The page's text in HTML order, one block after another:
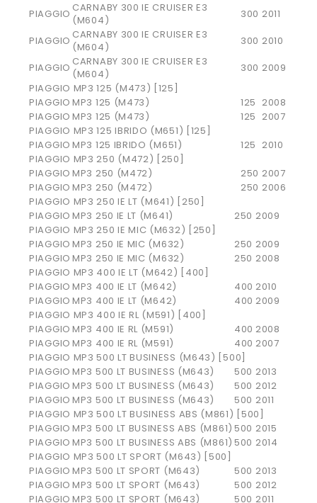
PIAGGIO CARNABY 300 IE CRUISER E3
(M604)
300 2011
PIAGGIO CARNABY 300 IE CRUISER E3
(M604)
300 2010
PIAGGIO CARNABY 300 IE CRUISER E3
(M604)
300 2009
PIAGGIO MP3 125 (M473) [125]
PIAGGIO MP3 125 (M473) 125 2008
PIAGGIO MP3 125 (M473) 125 2007
PIAGGIO MP3 125 IBRIDO (M651) [125]
PIAGGIO MP3 125 IBRIDO (M651) 125 2010
PIAGGIO MP3 250 (M472) [250]
PIAGGIO MP3 250 (M472) 250 2007
PIAGGIO MP3 250 (M472) 250 2006
PIAGGIO MP3 250 IE LT (M641) [250]
PIAGGIO MP3 250 IE LT (M641) 250 2009
PIAGGIO MP3 250 IE MIC (M632) [250]
PIAGGIO MP3 250 IE MIC (M632) 250 2009
PIAGGIO MP3 250 IE MIC (M632) 250 2008
PIAGGIO MP3 400 IE LT (M642) [400]
PIAGGIO MP3 400 IE LT (M642) 400 2010
PIAGGIO MP3 400 IE LT (M642) 400 2009
PIAGGIO MP3 400 IE RL (M591) [400]
PIAGGIO MP3 400 IE RL (M591) 400 2008
PIAGGIO MP3 400 IE RL (M591) 400 2007
PIAGGIO MP3 500 LT BUSINESS (M643) [500]
PIAGGIO MP3 500 LT BUSINESS (M643) 500 2013
PIAGGIO MP3 500 LT BUSINESS (M643) 500 2012
PIAGGIO MP3 500 LT BUSINESS (M643) 500 2011
PIAGGIO MP3 500 LT BUSINESS ABS (M861) [500]
PIAGGIO MP3 500 LT BUSINESS ABS (M861) 500 2015
PIAGGIO MP3 500 LT BUSINESS ABS (M861) 500 2014
PIAGGIO MP3 500 LT SPORT (M643) [500]
PIAGGIO MP3 500 LT SPORT (M643) 500 2013
PIAGGIO MP3 500 LT SPORT (M643) 500 2012
PIAGGIO MP3 500 LT SPORT (M643) 500 2011